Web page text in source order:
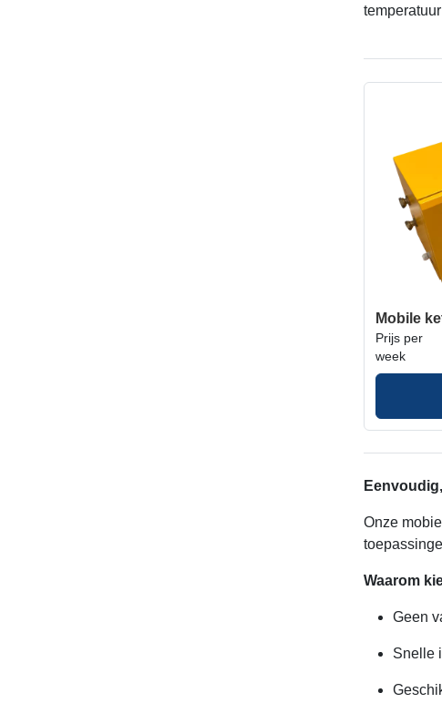
Mobile
Prijs per
week
Onze
Waarom
Geen
Snelle